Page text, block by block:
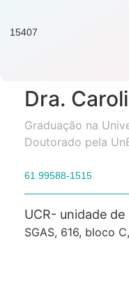
15407
Dra.
Graduação na
Doutorado pela
61 99588-1515
UCR- unidade
SGAS, 616, bloco